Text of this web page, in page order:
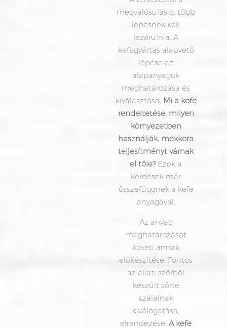
megvalósulásig, több
lépésnek kell
lezárulnia. A
kefegyártás alapvető
lépése az
alapanyagok
meghatározása és
kiválasztása. Mi a kefe
rendeltetése, milyen
környezetben
használják, mekkora
teljesítményt várnak
el tőle? Ezek a
kérdések már
összefüggnek a kefe
anyagával.
Az anyag
meghatározását
követi annak
előkészítése. Fontos
az állati szőrből
készült sörte
szálainak
kiválogatása,
elrendezése. A kefe